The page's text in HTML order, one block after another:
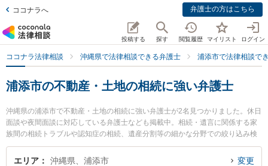
ココナラへ 弁護士の方はこちら
投稿する 探す 閲覧履歴 マイリスト ログイン
ココナラ法律相談 沖縄県で法律相談できる弁護士 浦添市で法律相談で
浦添市の不動産・土地の相続に強い弁護士
沖縄県の浦添市で不動産・土地の相続に強い弁護士が2名見つかりました。休日
面談や夜間面談に対応している弁護士なども掲載中。相続・遺言に関係する家
族間の相続トラブルや認知症の相続、遺産分割等の細かな分野での絞り込み検
索もでき便利です。特にあめく法律事務所の天久 朝建弁護士やみやぎ法律事務
所の宮城 健吾弁護士のプロフィール情報や弁護士費用、強みなどが注目されて
エリア 沖縄県、浦添市 変更